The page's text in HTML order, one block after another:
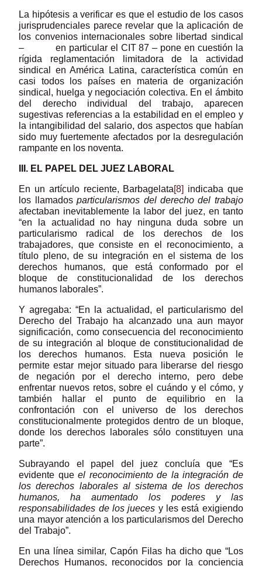
La hipótesis a verificar es que el estudio de los casos
jurisprudenciales parece revelar que la aplicación de
los convenios internacionales sobre libertad sindical
– en particular el CIT 87 – pone en cuestión la
rígida reglamentación limitadora de la actividad
sindical en América Latina, característica común en
casi todos los países en materia de organización
sindical, huelga y negociación colectiva. En el ámbito
del derecho individual del trabajo, aparecen
sugestivas referencias a la estabilidad en el empleo y
la intangibilidad del salario, dos aspectos que habían
sido muy fuertemente afectados por la desregulación
rampante en los noventa.
III. EL PAPEL DEL JUEZ LABORAL
En un artículo reciente, Barbagelata[8] indicaba que
los llamadosparticularismos del derecho del trabajo
afectaban inevitablemente la labor del juez, en tanto
“en la actualidad no hay ninguna duda sobre un
particularismo radical de los derechos de los
trabajadores, que consiste en el reconocimiento, a
título pleno, de su integración en el sistema de los
derechos humanos, que está conformado por el
bloque de constitucionalidad de los derechos
humanos laborales”.
Y agregaba: “En la actualidad, el particularismo del
Derecho del Trabajo ha alcanzado una aun mayor
significación, como consecuencia del reconocimiento
de su integración al bloque de constitucionalidad de
los derechos humanos. Esta nueva posición le
permite estar mejor situado para liberarse del riesgo
de negación por el derecho interno, pero debe
enfrentar nuevos retos, sobre el cuándo y el cómo, y
también hallar el punto de equilibrio en la
confrontación con el universo de los derechos
constitucionalmente protegidos dentro de un bloque,
donde los derechos laborales sólo constituyen una
parte”.
Subrayando el papel del juez concluía que “Es
evidente queel reconocimiento de la integración de
los derechos laborales al sistema de los derechos
humanos, ha aumentado los poderes y las
responsabilidades de los jueces y les está exigiendo
una mayor atención a los particularismos del Derecho
del Trabajo”.
En una línea similar, Capón Filas ha dicho que “Los
Derechos Humanos, reconocidos por la conciencia